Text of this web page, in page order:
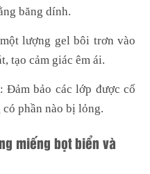
băng dính.
lượng gel bôi trơn vào
tạo cảm giác êm ái.
: Đảm bảo các lớp được cố
phần nào bị lỏng.
miếng bọt biển và